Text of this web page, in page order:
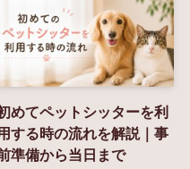
めてペットシッターを利
する時の流れを解説｜事
準備から当日まで